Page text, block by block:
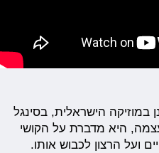
הישראלית, בסינגל
היא מדברת על הקושי
ועל הרצון לכבוש אותו.